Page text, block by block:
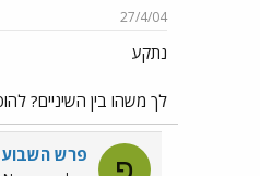
27/4/04
נתקע
לך משהו בין השיניים?
פ פרש השבוע